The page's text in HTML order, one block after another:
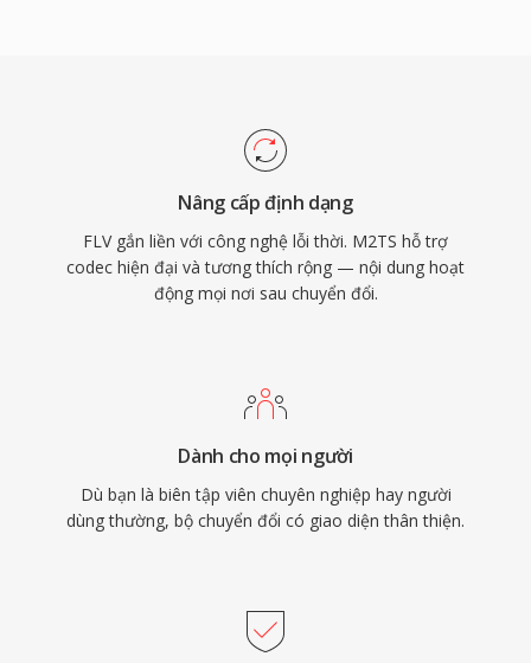
video. Tệp M2TS bảo tồn đánh dấu chương,
luồng phụ đề và dữ liệu menu tương tác trong
transport stream. Cơ chế đồng bộ đáng tin cậy
và hỗ trợ codec chất lượng cao khiến M2TS
phù hợp cho việc lưu trữ nội dung độ nét cao
cần bảo tồn toàn bộ chất lượng gốc.
Nâng cấp định dạng
FLV gắn liền với công nghệ lỗi thời. M2TS hỗ trợ
codec hiện đại và tương thích rộng — nội dung hoạt
động mọi nơi sau chuyển đổi.
Dành cho mọi người
Dù bạn là biên tập viên chuyên nghiệp hay người
dùng thường, bộ chuyển đổi có giao diện thân thiện.